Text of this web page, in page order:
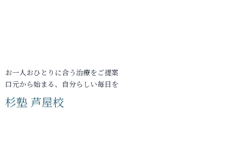
お一人おひとりに合う治療をご提案
口元から始まる、自分らしい毎日を
杉塾 芦屋校